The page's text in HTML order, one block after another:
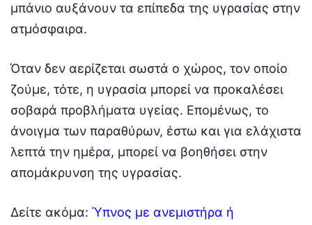
μπάνιο αυξάνουν τα επίπεδα της υγρασίας στην
ατμόσφαιρα.
Όταν δεν αερίζεται σωστά ο χώρος, τον οποίο
ζούμε, τότε, η υγρασία μπορεί να προκαλέσει
σοβαρά προβλήματα υγείας. Επομένως, το
άνοιγμα των παραθύρων, έστω και για ελάχιστα
λεπτά την ημέρα, μπορεί να βοηθήσει στην
απομάκρυνση της υγρασίας.
Δείτε ακόμα: Ύπνος με ανεμιστήρα ή